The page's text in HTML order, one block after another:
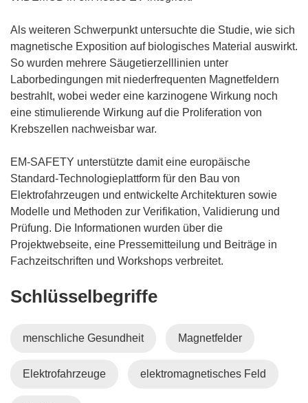
Als weiteren Schwerpunkt untersuchte die Studie, wie sich
magnetische Exposition auf biologisches Material auswirkt.
So wurden mehrere Säugetierzelllinien unter
Laborbedingungen mit niederfrequenten Magnetfeldern
bestrahlt, wobei weder eine karzinogene Wirkung noch
eine stimulierende Wirkung auf die Proliferation von
Krebszellen nachweisbar war.
EM-SAFETY unterstützte damit eine europäische
Standard-Technologieplattform für den Bau von
Elektrofahrzeugen und entwickelte Architekturen sowie
Modelle und Methoden zur Verifikation, Validierung und
Prüfung. Die Informationen wurden über die
Projektwebseite, eine Pressemitteilung und Beiträge in
Fachzeitschriften und Workshops verbreitet.
Schlüsselbegriffe
menschliche Gesundheit Magnetfelder
Elektrofahrzeuge elektromagnetisches Feld